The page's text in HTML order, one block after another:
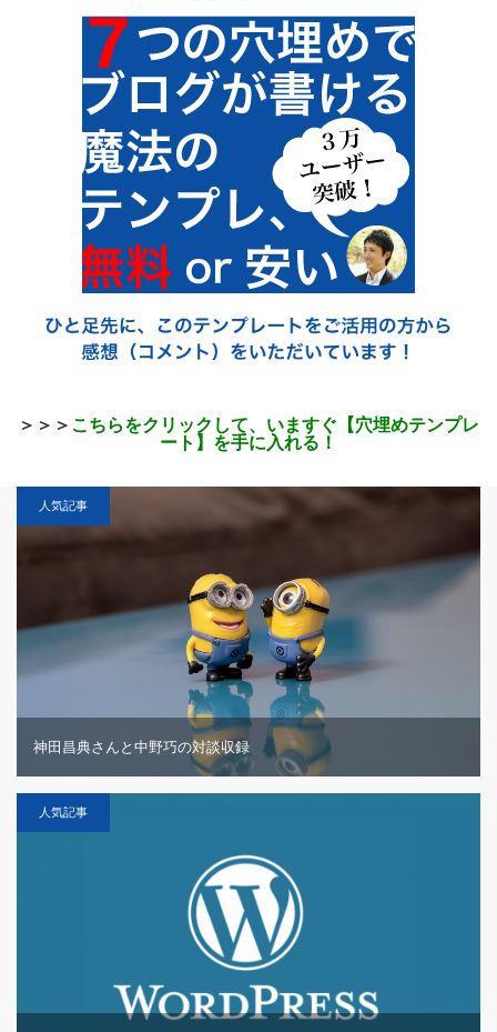
＞＞＞ こちらをクリックして、いますぐ【穴埋めテンプレ
ート】を手に入れる！
人気記事
神田昌典さんと中野巧の対談収録
人気記事